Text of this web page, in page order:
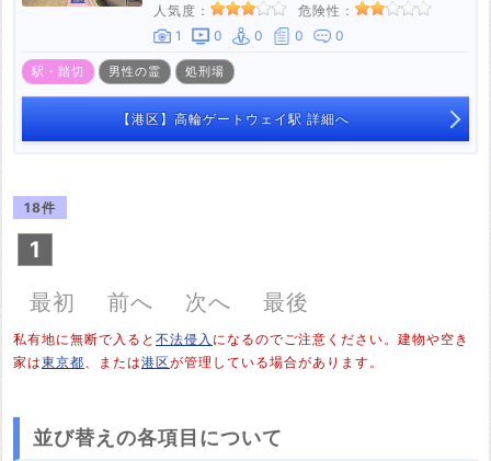
人気度：
危険性：
1
0 0 0 0
駅・踏切 男性の霊 処刑場
【港区】高輪ゲートウェイ駅 詳細へ
18件
1
最初
前へ 次へ 最後
私有地に無断で入ると 不法侵入 になるのでご注意ください。建物や空き
家は東京都、または港区が管理している場合があります。
並び替えの各項目について